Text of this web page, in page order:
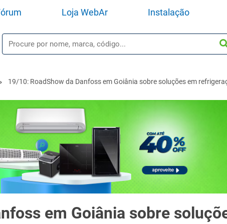
Loja WebAr Instalação
19/10: RoadShow da Danfoss em Goiânia sobre soluções em
em Goiânia sobre